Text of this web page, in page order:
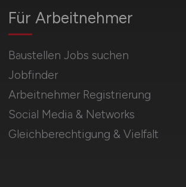
Für Arbeitnehmer
Baustellen Jobs suchen
Jobfinder
Arbeitnehmer Registrierung
Social Media & Networks
Gleichberechtigung & Vielfalt